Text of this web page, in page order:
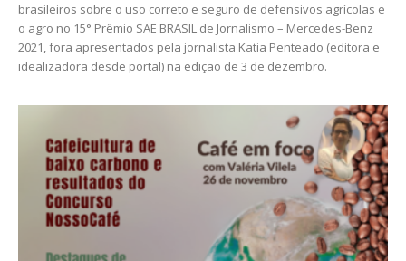
brasileiros sobre o uso correto e seguro de defensivos agrícolas e
o agro no 15° Prêmio SAE BRASIL de Jornalismo – Mercedes-Benz
2021, fora apresentados pela jornalista Katia Penteado (editora e
idealizadora desde portal) na edição de 3 de dezembro.